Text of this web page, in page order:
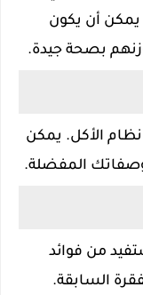
يمكن أن يكون
وزنهم بصحة جيدة.
الأكل. يمكن
وصفاتك المفضلة.
من فوائد
السابقة.